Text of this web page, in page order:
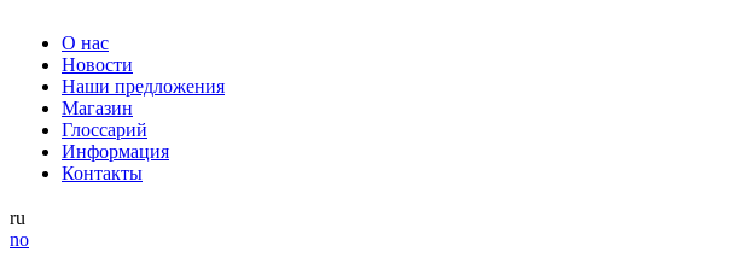
О нас
Новости
Наши предложения
Магазин
Глоссарий
Информация
Контакты
ru
no